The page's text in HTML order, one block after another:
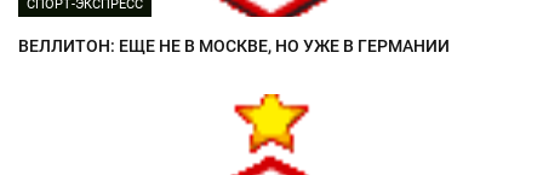
СПОРТ-ЭКСПРЕСС
ВЕЛЛИТОН: ЕЩЕ НЕ В МОСКВЕ, НО УЖЕ В ГЕРМАНИИ